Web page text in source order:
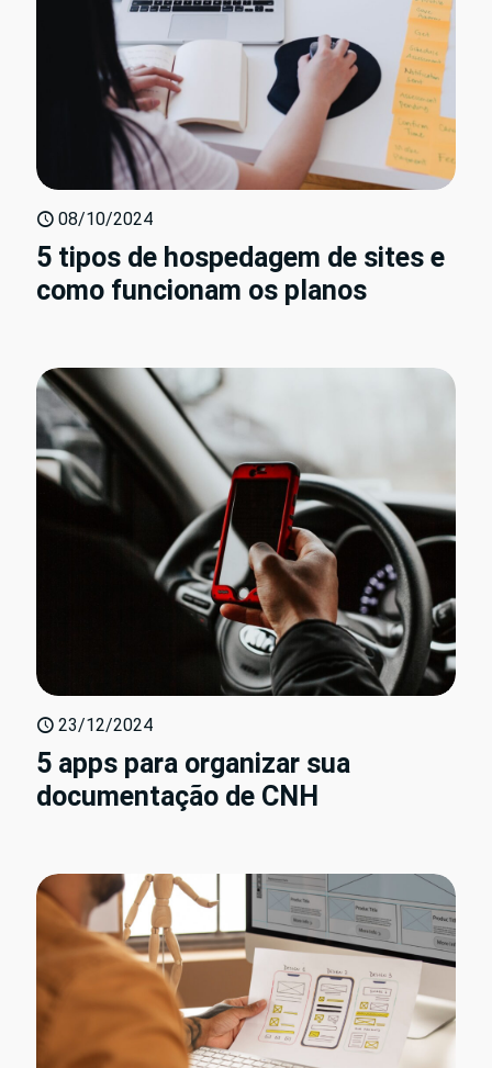
08/10/2024
5 tipos de hospedagem de sites e
como funcionam os planos
23/12/2024
5 apps para organizar sua
documentação de CNH